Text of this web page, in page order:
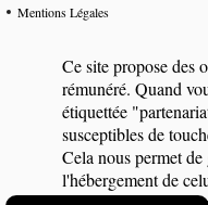
Mentions Légales
Ce site propose des
rémunéré. Quand
étiquettée
susceptibles de
Cela nous permet
l'hébergement de